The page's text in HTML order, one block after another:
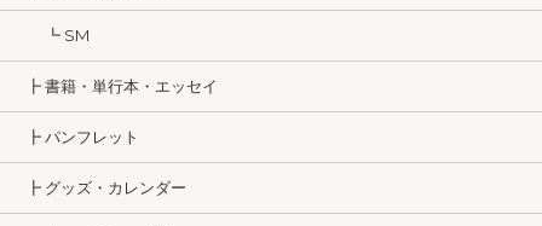
┗ SM
┣ 書籍・単行本・エッセイ
┣ パンフレット
┣ グッズ・カレンダー